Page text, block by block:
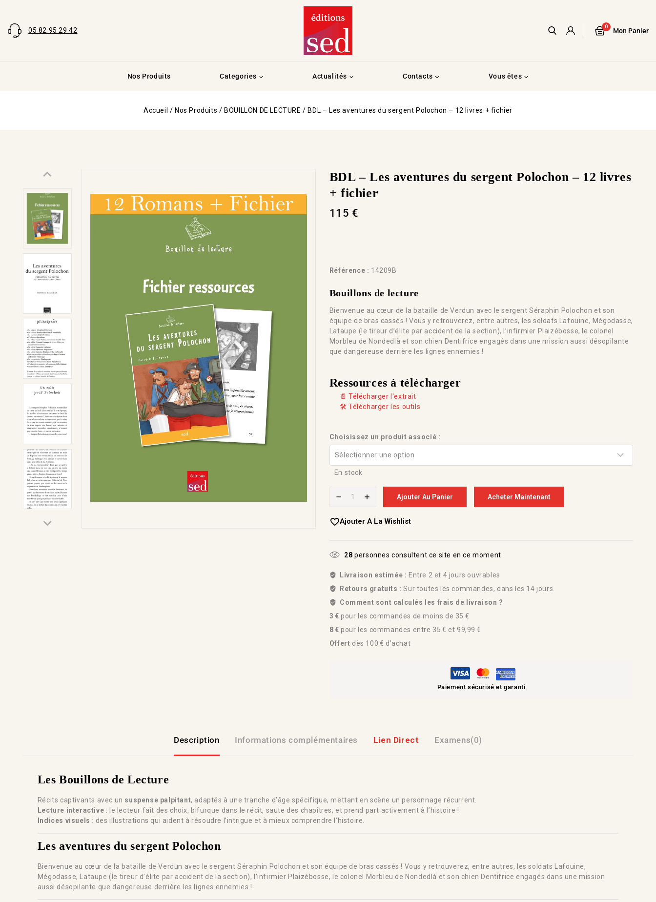
05 82 95 29 42 0
Mon Panier
Nos Produits Categories Actualités Contacts Vous êtes
Accueil / Nos Produits / BOUILLON DE LECTURE / BDL – Les aventures du sergent Polochon – 12 livres + fichier
BDL – Les aventures du sergent Polochon – 12 livres
+ fichier
115 €
Référence : 14209B
Bouillons de lecture
Bienvenue au cœur de la bataille de Verdun avec le sergent Séraphin Polochon et son
équipe de bras cassés ! Vous y retrouverez, entre autres, les soldats Lafouine, Mégodasse,
Lataupe (le tireur d’élite par accident de la section), l’infirmier Plaizébosse, le colonel
Morbleu de Nondedlà et son chien Dentifrice engagés dans une mission aussi désopilante
que dangereuse derrière les lignes ennemies !
Ressources à télécharger
📄 Télécharger l'extrait
🛠️ Télécharger les outils
Choisissez un produit associé :
En stock
Ajouter Au Panier Acheter Maintenant
Ajouter A La Wishlist
30 personnes consultent ce site en ce moment
Livraison estimée : Entre 2 et 4 jours ouvrables
Retours gratuits :Sur toutes les commandes, dans les 14 jours.
Comment sont calculés les frais de livraison ?
3 € pour les commandes de moins de 35 €
8 € pour les commandes entre 35 € et 99,99 €
Offert dès 100 € d’achat
Paiement sécurisé et garanti
Description Informations complémentaires Lien Direct Examens(0)
Les Bouillons de Lecture
Récits captivants avec un suspense palpitant, adaptés à une tranche d’âge spécifique, mettant en scène un personnage récurrent.
Lecture interactive : le lecteur fait des choix, bifurque dans le récit, saute des chapitres, et prend part activement à l’histoire !
Indices visuels : des illustrations qui aident à résoudre l’intrigue et à mieux comprendre l’histoire.
Les aventures du sergent Polochon
Bienvenue au cœur de la bataille de Verdun avec le sergent Séraphin Polochon et son équipe de bras cassés ! Vous y retrouverez, entre autres, les soldats Lafouine,
Mégodasse, Lataupe (le tireur d’élite par accident de la section), l’infirmier Plaizébosse, le colonel Morbleu de Nondedlà et son chien Dentifrice engagés dans une mission
aussi désopilante que dangereuse derrière les lignes ennemies !